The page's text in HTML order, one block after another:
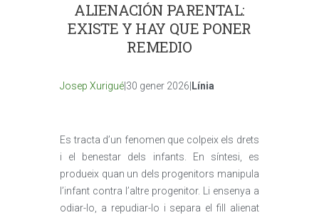
ALIENACIÓN PARENTAL:
EXISTE Y HAY QUE PONER
REMEDIO
Josep Xurigué |30 gener 2026| Línia
Es tracta d’un fenomen que colpeix els drets
i el benestar dels infants. En síntesi, es
produeix quan un dels progenitors manipula
l’infant contra l’altre progenitor. Li ensenya a
odiar-lo, a repudiar-lo i separa el fill alienat